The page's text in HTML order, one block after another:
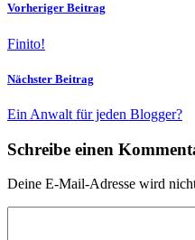
Vorheriger Beitrag
Finito!
Nächster Beitrag
Ein Anwalt für jeden Blogger?
Schreibe einen
Deine E-Mail-Adresse wird